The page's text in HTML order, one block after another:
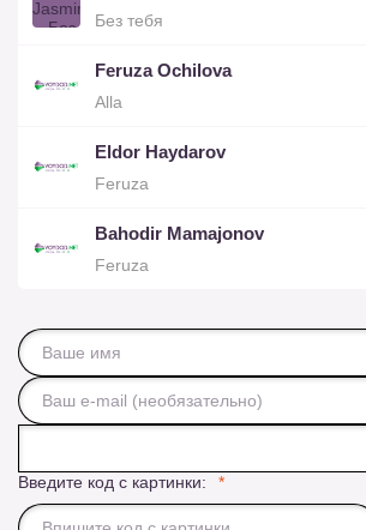
Без тебя
Feruza Ochilova
Alla
Eldor Haydarov
Feruza
Bahodir Mamajonov
Feruza
Введите код с картинки: